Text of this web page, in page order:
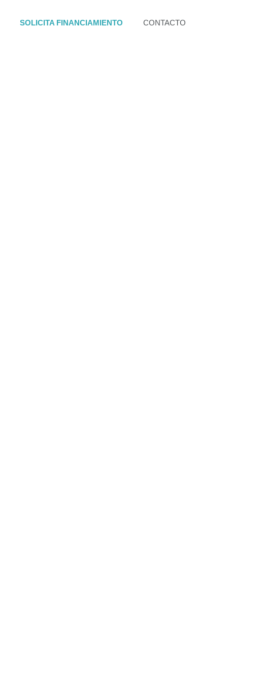
SOLICITA FINANCIAMIENTO CONTACTO